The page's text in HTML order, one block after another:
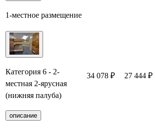
1-местное размещение
Категория 6 - 2-
местная 2-ярусная
(нижняя палуба)
описание
34 078 ₽ 27 444 ₽